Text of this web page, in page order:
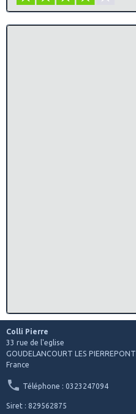
Colli Pierre
33 rue de l'eglise
GOUDELANCOURT LES PIERREPONT
France
Téléphone : 0323247094
Siret : 829562875